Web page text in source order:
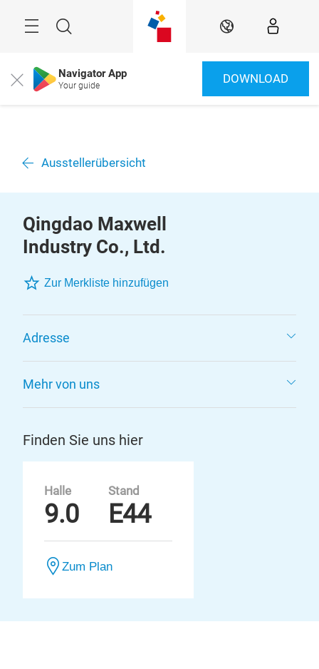
Suche DE
Close Navigator App
Your guide DOWNLOAD
Ausstellerübersicht
Qingdao Maxwell
Industry Co., Ltd.
Zur Merkliste hinzufügen
Adresse
Mehr von uns
Finden Sie uns hier
Halle
9.0
Stand
E44
Zum Plan